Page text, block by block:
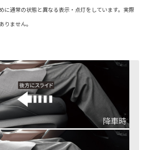
に通常の状態と異なる表示・点灯をしています。実際
りません。